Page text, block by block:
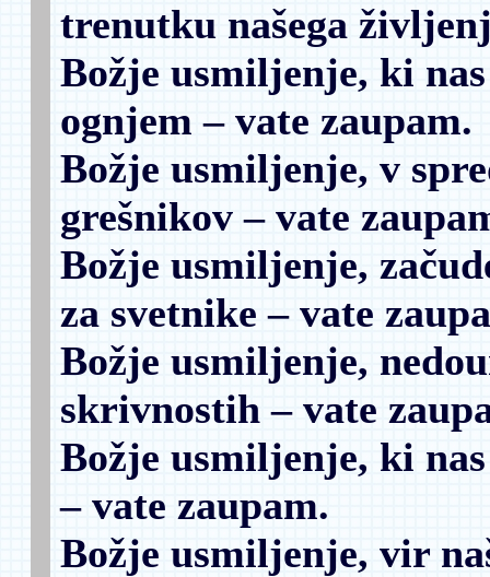
trenutku našega
Božje usmiljenje, ki
ognjem – vate zaupam.
Božje usmiljenje, v
grešnikov– vate
Božje usmiljenje,
za svetnike – vate
Božje usmiljenje,
skrivnostih– vate
Božje usmiljenje, ki
– vate zaupam.
Božje usmiljenje, vir